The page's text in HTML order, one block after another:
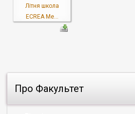
Про Факультет
Літня школа
ECREA Me...